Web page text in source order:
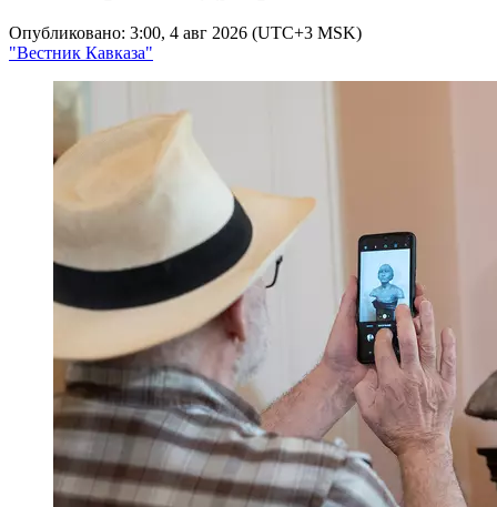
Опубликовано: 3:00, 4 авг 2026 (UTC+3 MSK)
"Вестник Кавказа"